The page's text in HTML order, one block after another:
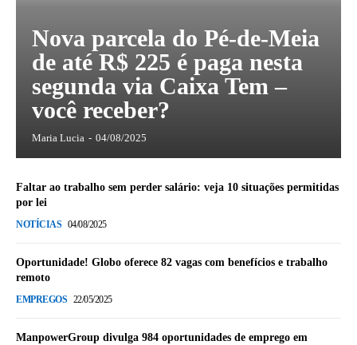
Nova parcela do Pé-de-Meia
de até R$ 225 é paga nesta
segunda via Caixa Tem –
você receber?
Maria Lucia - 04/08/2025
Faltar ao trabalho sem perder salário: veja 10 situações permitidas
por lei
NOTÍCIAS 04/08/2025
Oportunidade! Globo oferece 82 vagas com benefícios e trabalho
remoto
EMPREGOS 22/05/2025
ManpowerGroup divulga 984 oportunidades de emprego em